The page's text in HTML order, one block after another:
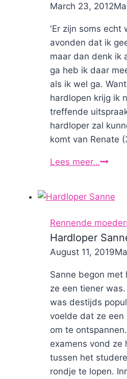
ByNicole
March 23, 2012
'Er zijn soms echt
avonden dat ik
maar dan denk ik
ga heb ik daar
als ik wel ga.
hardlopen krijg ik
treffende
hardloper zal
komt van Renate
Lees meer…Renate
Rennende
Hardloper
ByNicole
August 11, 2019
Sanne begon met
ze een tiener
was destijds
voelde dat ze een
om te
examens vond ze
tussen het
rondje te lopen.